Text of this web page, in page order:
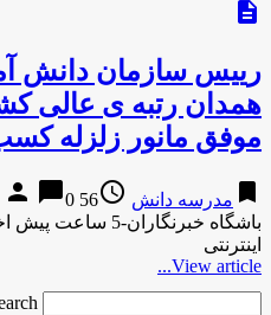
description
رییس سازمان دانش
همدان رتبه ی عالی
موفق مانور زلزله
bookmark مدرسه دانش access_time
56 years ago
person chat_bubble0
باشگاه خبرنگاران-
اینترنتی
View article...
…